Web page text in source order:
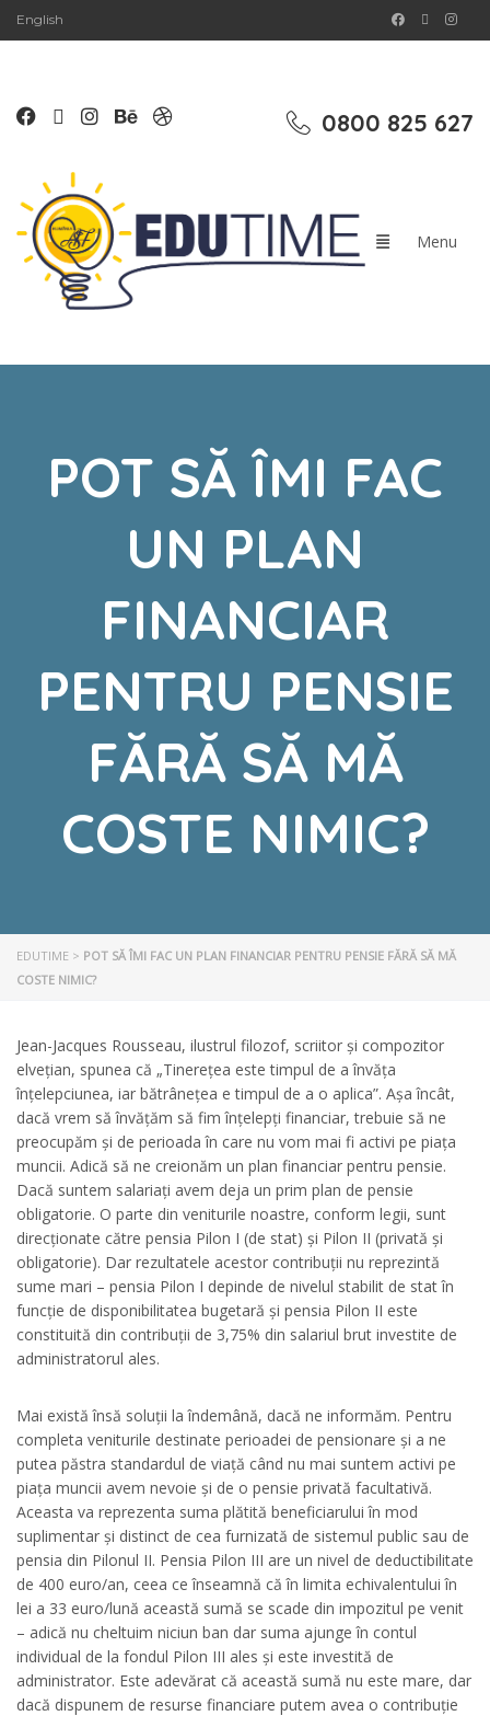
English
0800 825 627
POT SĂ ÎMI FAC
UN PLAN
FINANCIAR
PENTRU PENSIE
FĂRĂ SĂ MĂ
COSTE NIMIC?
EDUTIME > POT SĂ ÎMI FAC UN PLAN FINANCIAR PENTRU PENSIE FĂRĂ SĂ MĂ
COSTE NIMIC?
Jean-Jacques Rousseau, ilustrul filozof, scriitor și compozitor
elvețian, spunea că „Tinerețea este timpul de a învăța
înțelepciunea, iar bătrânețea e timpul de a o aplica”. Așa încât,
dacă vrem să învățăm să fim înțelepți financiar, trebuie să ne
preocupăm și de perioada în care nu vom mai fi activi pe piața
muncii. Adică să ne creionăm un plan financiar pentru pensie.
Dacă suntem salariați avem deja un prim plan de pensie
obligatorie. O parte din veniturile noastre, conform legii, sunt
direcționate către pensia Pilon I (de stat) și Pilon II (privată și
obligatorie). Dar rezultatele acestor contribuții nu reprezintă
sume mari – pensia Pilon I depinde de nivelul stabilit de stat în
funcție de disponibilitatea bugetară și pensia Pilon II este
constituită din contribuții de 3,75% din salariul brut investite de
administratorul ales.
Mai există însă soluții la îndemână, dacă ne informăm. Pentru
completa veniturile destinate perioadei de pensionare și a ne
putea păstra standardul de viață când nu mai suntem activi pe
piața muncii avem nevoie și de o pensie privată facultativă.
Aceasta va reprezenta suma plătită beneficiarului în mod
suplimentar și distinct de cea furnizată de sistemul public sau de
pensia din Pilonul II. Pensia Pilon III are un nivel de deductibilitate
de 400 euro/an, ceea ce înseamnă că în limita echivalentului în
lei a 33 euro/lună această sumă se scade din impozitul pe venit
– adică nu cheltuim niciun ban dar suma ajunge în contul
individual de la fondul Pilon III ales și este investită de
administrator. Este adevărat că această sumă nu este mare, dar
dacă dispunem de resurse financiare putem avea o contribuție